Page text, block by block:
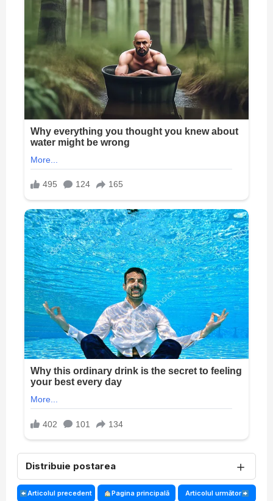
Distribuie postarea ＋
Articolul precedent Pagina principală Articolul următor